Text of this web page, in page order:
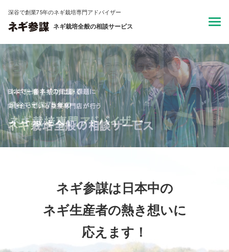
深谷で創業75年のネギ栽培専門アドバイザー
ネギ栽培全般の相談サービス
ネギ参謀は日本中の
ネギ生産者の熱き想いに
応えます！